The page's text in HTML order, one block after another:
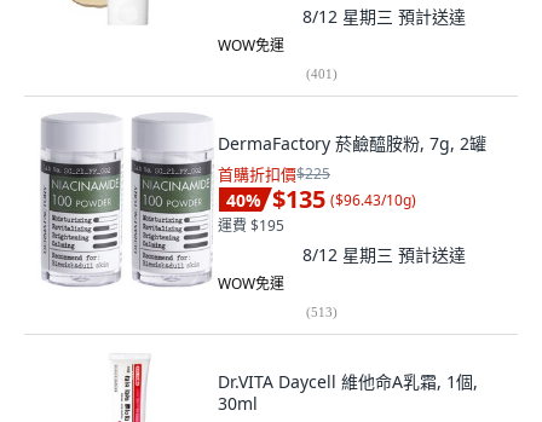
8/12 星期三 預計送達
WOW免運
(401)
DermaFactory 菸鹼醯胺粉, 7g, 2罐
首購折扣價$225
40% $135 ($96.43/10g)
運費 $195
8/12 星期三 預計送達
WOW免運
(513)
Dr.VITA Daycell 維他命A乳霜, 1個,
30ml